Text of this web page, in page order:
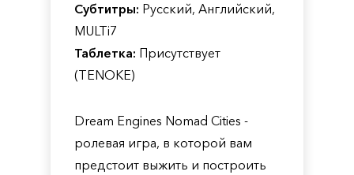
Субтитры: Русский, Английский,
MULTi7
Таблетка: Присутствует
(TENOKE)
Dream Engines Nomad Cities -
ролевая игра, в которой вам
предстоит выжить и построить